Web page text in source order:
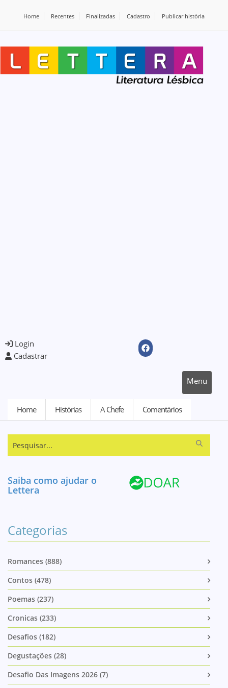
Home Recentes Finalizadas Cadastro Publicar história
Login
Cadastrar
Menu
Home Histórias A Chefe Comentários
Saiba como ajudar o
Lettera
Categorias
Romances (888)
Contos (478)
Poemas (237)
Cronicas (233)
Desafios (182)
Degustações (28)
Desafio Das Imagens 2026 (7)